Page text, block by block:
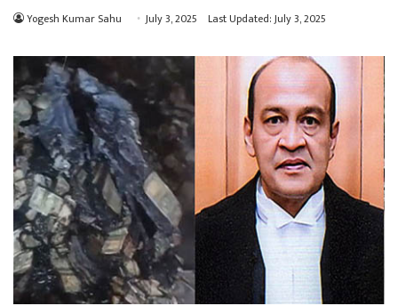
Yogesh Kumar Sahu July 3, 2025 Last Updated: July 3, 2025